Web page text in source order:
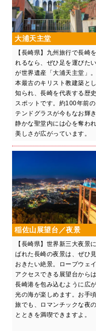
大浦天主堂
【長崎県】九州旅行で長崎
れるなら、ぜひ足を運びた
が世界遺産「大浦天主堂」
本最古のキリスト教建築と
知られ、長崎を代表する歴
スポットです。約100年前の
テンドグラスが今もなお輝き
静かな聖堂内には心を奪わ
美しさが広がっています。
稲佐山展望台／夜景
【長崎県】世界新三大夜景
ばれた長崎の夜景は、ぜひ
おきたい絶景。ロープウェ
アクセスできる展望台からは
長崎港を包み込むように広
光の海が楽しめます。お手
旅でも、ロマンチックな夜
とときを満喫できますよ。